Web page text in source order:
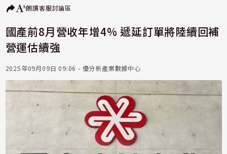
朗讀客服討論區
國產前8月營收年增4% 遞延訂單將陸續回補
營運估續強
2025年09月09日 09:06 - 優分析產業數據中心